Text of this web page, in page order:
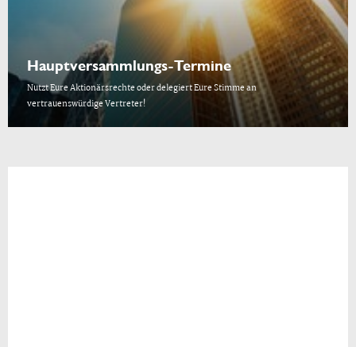
Hauptversammlungs-Termine
Nutzt Eure Aktionärsrechte oder delegiert Eure Stimme an
vertrauenswürdige Vertreter!